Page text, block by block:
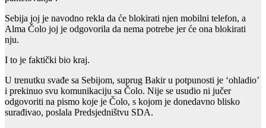
Sebija joj je navodno rekla da će blokirati njen mobilni telefon, a
Alma Čolo joj je odgovorila da nema potrebe jer će ona blokirati
nju.
I to je faktički bio kraj.
U trenutku svađe sa Sebijom, suprug Bakir u potpunosti je ‘ohladio’
i prekinuo svu komunikaciju sa Čolo. Nije se usudio ni jučer
odgovoriti na pismo koje je Čolo, s kojom je donedavno blisko
surađivao, poslala Predsjedništvu SDA.